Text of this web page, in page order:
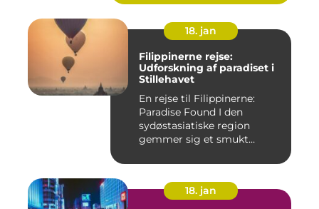
18. jan
Filippinerne rejse:
Udforskning af paradiset i
Stillehavet
En rejse til Filippinerne:
Paradise Found I den
sydøstasiatiske region
gemmer sig et smukt
18. jan